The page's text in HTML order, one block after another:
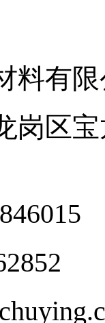
料有
岗区